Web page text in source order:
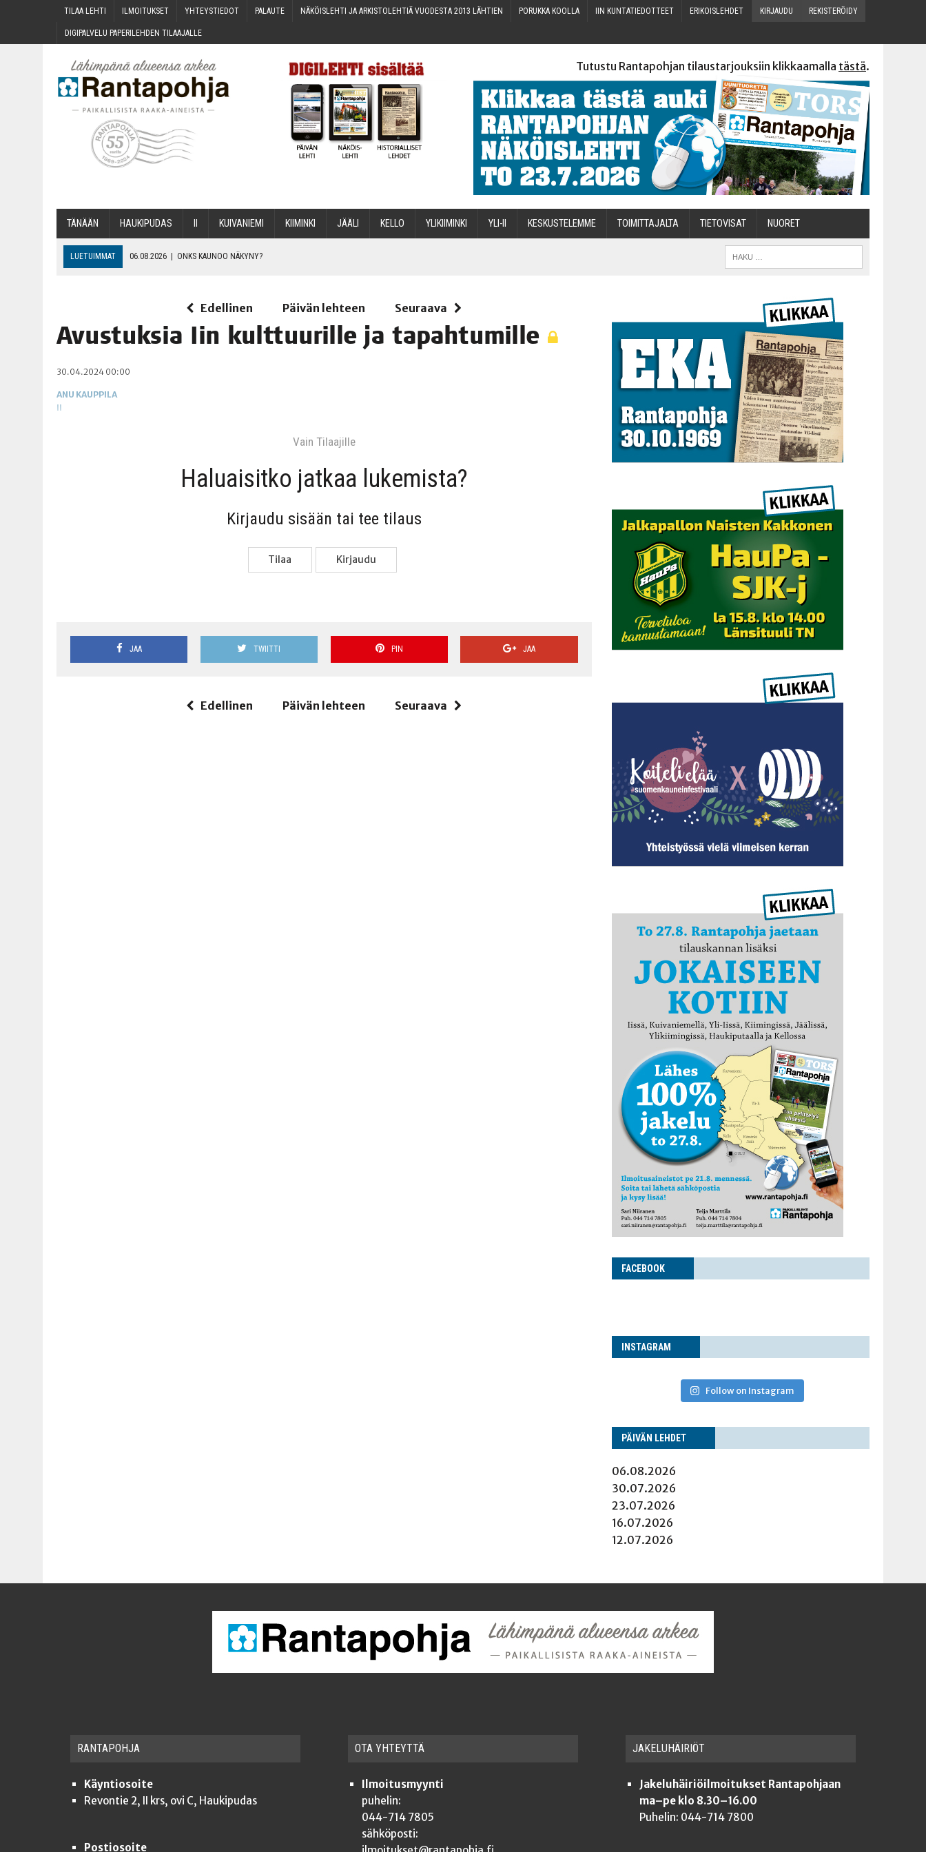
TILAA LEH­TI ILMOI­TUK­SET YHTEYS­TIE­DOT PALAU­TE NÄKÖIS­LEH­TI JA ARKIS­TO­LEH­TIÄ VUO­DES­TA 2013 LÄHTIEN PORUK­KA KOOLLA IIN KUN­TA­TIE­DOT­TEET ERI­KOIS­LEH­DET KIR­JAU­DU REKIS­TE­RÖI­DY
DIGI­PAL­VE­LU PAPE­RI­LEH­DEN TILAAJALLE
Tutustu Rantapohjan tilaustarjouksiin klikkaamalla tästä.
TÄNÄÄN HAU­KI­PU­DAS KUI­VA­NIE­MI KII­MIN­KI JÄÄ­LI KEL­LO YLI­KII­MIN­KI YLI-II KES­KUS­TE­LEM­ME TOI­MIT­TA­JAL­TA TIETOVISAT NUO­RET
LUETUIMMAT 06.08.2026 | ONKS KAU­NOO NÄKYNY?
OPIN­TOI­HIN KAN­SA­LAIS­OPIS­TOS­SA VOI SAA­DA AVUSTUSTA
TOI­VEI­DEN KOTI IISTÄ!
06.08.2026 KII­MIN­KI­PÄI­VÄT JÄR­JES­TE­TÄÄN PERIN­TEI­TÄ KUNNIOITTAEN
Edellinen Päivän lehteen Seuraava
Avus­tuk­sia Iin kult­tuu­ril­le ja tapahtumille
30.04.2024 00:00
ANU KAUPPILA
II
Vain Tilaa­jil­le
Haluai­sit­ko jat­kaa lukemista?
Kir­jau­du sisään tai tee tilaus
Tilaa Kir­jau­du
JAA TWIITTI PIN JAA
Edellinen Päivän lehteen Seuraava
FACE­BOOK
INS­TA­GRAM
Follow on Instagram
PÄI­VÄN LEHDET
06.08.2026
30.07.2026
23.07.2026
16.07.2026
12.07.2026
RAN­TA­POH­JA
Käyntiosoite
Revontie 2, II krs, ovi C, Haukipudas
Postiosoite
OTA YHTEYT­TÄ
Ilmoitusmyynti
puhelin:
044-714 7805
sähköposti:
JAKE­LU­HÄI­RIÖT
Jakeluhäiriöilmoitukset Rantapohjaan
ma–pe klo 8.30–16.00
Puhelin: 044-714 7800